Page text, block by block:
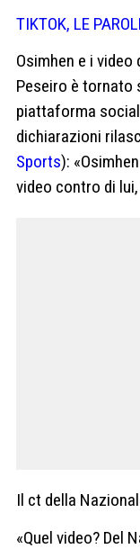
TIKTOK, LE
Osimhen e i
Peseiro è tornato
piattaforma
dichiarazioni
Sports):
video contro di
Il ct della
«Quel video? Del